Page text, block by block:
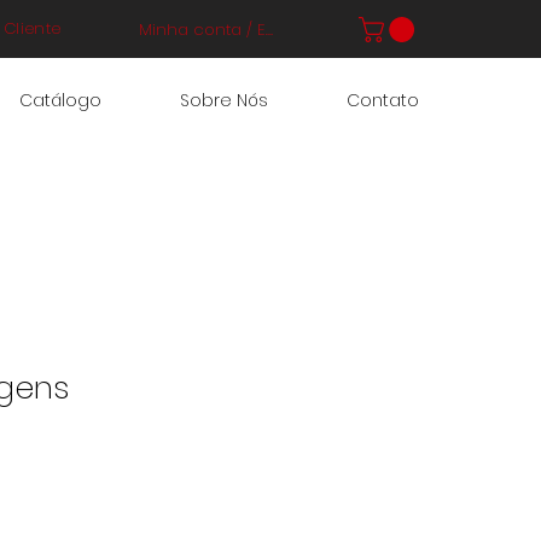
Minha conta / Entrar
Catálogo Sobre Nós Contato